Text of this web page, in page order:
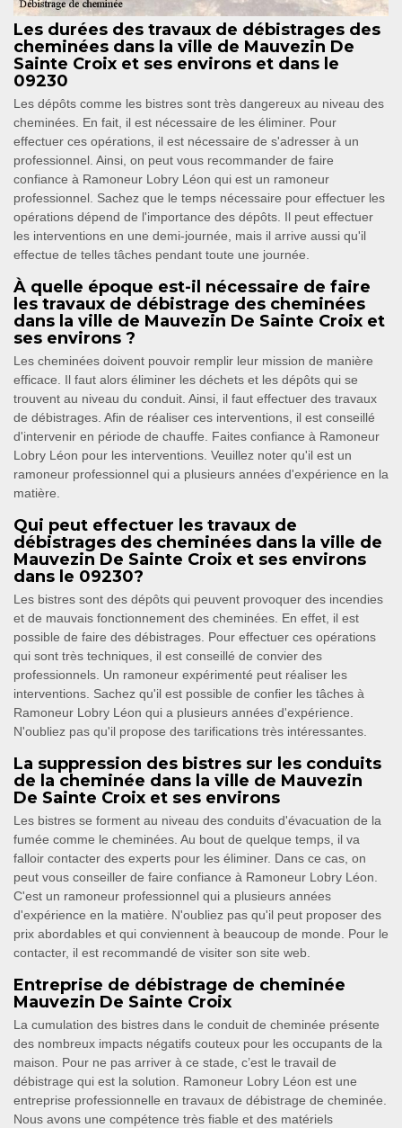
Les durées des travaux de débistrages des
cheminées dans la ville de Mauvezin De
Sainte Croix et ses environs et dans le
09230
Les dépôts comme les bistres sont très dangereux au niveau des
cheminées. En fait, il est nécessaire de les éliminer. Pour
effectuer ces opérations, il est nécessaire de s'adresser à un
professionnel. Ainsi, on peut vous recommander de faire
confiance à Ramoneur Lobry Léon qui est un ramoneur
professionnel. Sachez que le temps nécessaire pour effectuer les
opérations dépend de l'importance des dépôts. Il peut effectuer
les interventions en une demi-journée, mais il arrive aussi qu'il
effectue de telles tâches pendant toute une journée.
À quelle époque est-il nécessaire de faire
les travaux de débistrage des cheminées
dans la ville de Mauvezin De Sainte Croix et
ses environs ?
Les cheminées doivent pouvoir remplir leur mission de manière
efficace. Il faut alors éliminer les déchets et les dépôts qui se
trouvent au niveau du conduit. Ainsi, il faut effectuer des travaux
de débistrages. Afin de réaliser ces interventions, il est conseillé
d'intervenir en période de chauffe. Faites confiance à Ramoneur
Lobry Léon pour les interventions. Veuillez noter qu'il est un
ramoneur professionnel qui a plusieurs années d'expérience en la
matière.
Qui peut effectuer les travaux de
débistrages des cheminées dans la ville de
Mauvezin De Sainte Croix et ses environs
dans le 09230?
Les bistres sont des dépôts qui peuvent provoquer des incendies
et de mauvais fonctionnement des cheminées. En effet, il est
possible de faire des débistrages. Pour effectuer ces opérations
qui sont très techniques, il est conseillé de convier des
professionnels. Un ramoneur expérimenté peut réaliser les
interventions. Sachez qu'il est possible de confier les tâches à
Ramoneur Lobry Léon qui a plusieurs années d'expérience.
N'oubliez pas qu'il propose des tarifications très intéressantes.
La suppression des bistres sur les conduits
de la cheminée dans la ville de Mauvezin
De Sainte Croix et ses environs
Les bistres se forment au niveau des conduits d'évacuation de la
fumée comme le cheminées. Au bout de quelque temps, il va
falloir contacter des experts pour les éliminer. Dans ce cas, on
peut vous conseiller de faire confiance à Ramoneur Lobry Léon.
C'est un ramoneur professionnel qui a plusieurs années
d'expérience en la matière. N'oubliez pas qu'il peut proposer des
prix abordables et qui conviennent à beaucoup de monde. Pour le
contacter, il est recommandé de visiter son site web.
Entreprise de débistrage de cheminée
Mauvezin De Sainte Croix
La cumulation des bistres dans le conduit de cheminée présente
des nombreux impacts négatifs couteux pour les occupants de la
maison. Pour ne pas arriver à ce stade, c’est le travail de
débistrage qui est la solution. Ramoneur Lobry Léon est une
entreprise professionnelle en travaux de débistrage de cheminée.
Nous avons une compétence très fiable et des matériels